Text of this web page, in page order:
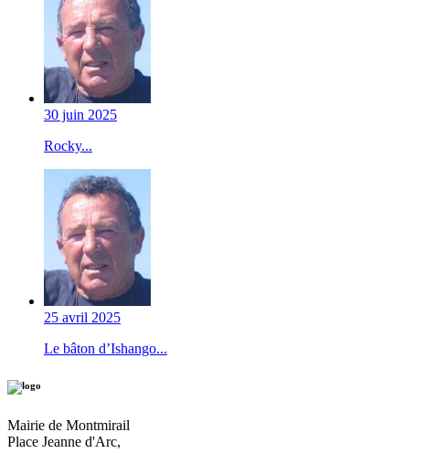
30 juin 2025
Rocky...
25 avril 2025
Le bâton d’Ishango...
Mairie de Montmirail
Place Jeanne d'Arc,